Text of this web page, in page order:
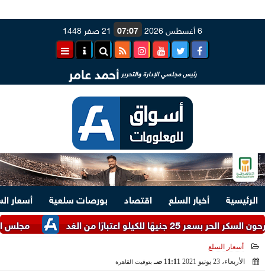
6 أغسطس 2026 07:07 21 صفر 1448
رئيس مجلسي الإدارة والتحرير أحمد عامر
الرئيسية أخبار السلع اقتصاد بورصات سلعية
أسعار
مجلس الوزراء
اعتبارًا من الغد
أسعار السلع
الأربعاء، 23 يونيو 2021
11:11 صـ بتوقيت القاهرة